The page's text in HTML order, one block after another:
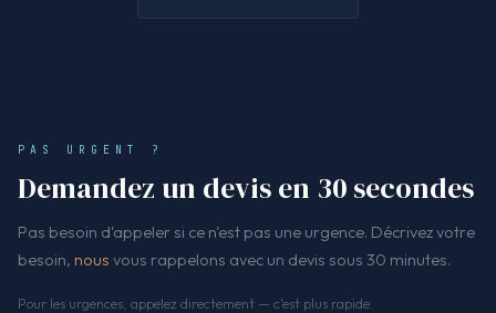
PAS URGENT ?
Demandez un devis en 30 secondes
Pas besoin d'appeler si ce n'est pas une urgence. Décrivez votre
besoin, nous vous rappelons avec un devis sous 30 minutes.
Pour les urgences, appelez directement — c'est plus rapide.